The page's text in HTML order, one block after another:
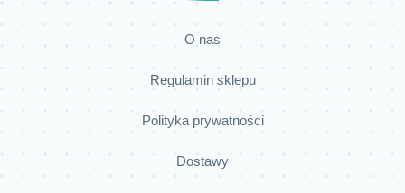
O nas
Regulamin sklepu
Polityka prywatności
Dostawy